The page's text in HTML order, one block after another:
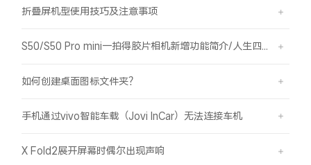
折叠屏机型使用技巧及注意事项
S50/S50 Pro mini一拍得胶片相机新增功能简介/人生四格如何拍摄
如何创建桌面图标文件夹？
手机通过vivo智能车载（Jovi InCar）无法连接车机
X Fold2展开屏幕时偶尔出现声响